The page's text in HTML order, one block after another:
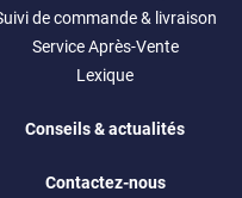
de commande & livraison
Service Après-Vente
Lexique
Conseils & actualités
Contactez-nous